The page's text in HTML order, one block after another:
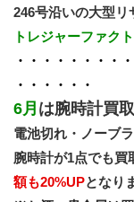
246号沿いの大型リ
トレジャーファク
・・・・・・・・
・・・・・・
6月 は腕時計買
電池切れ・ノーブ
腕時計が1点でも買
額も20%UPとなり